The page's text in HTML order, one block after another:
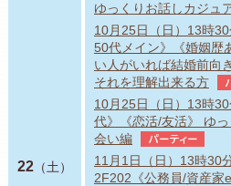
22（土）
ゆっくりお話しカジュ
10月25日（日）13時
50代メイン》《婚姻歴
い人がいれば結婚前
それを理解出来る方
10月25日（日）13時
代》《恋活/友活》 ゆ
会い編
パーティー
11月1日（日）13時30
2F202《公務員/資産